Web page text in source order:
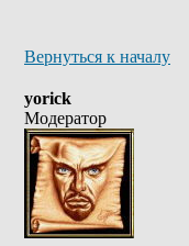
Вернуться к началу
yorick
Модератор